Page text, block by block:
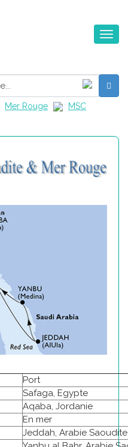
Toggle
Mer Rouge
MSC
Port
Safaga, Egypte
Aqaba, Jordanie
En mer
Jeddah, Arabie Saoudite